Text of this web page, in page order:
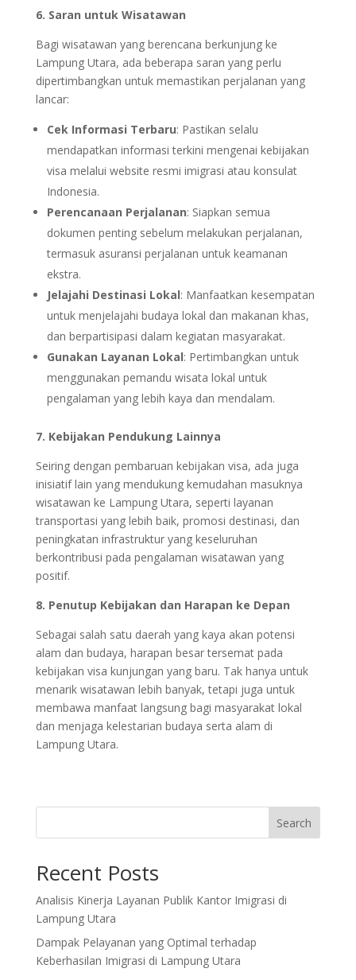
6. Saran untuk Wisatawan
Bagi wisatawan yang berencana berkunjung ke
Lampung Utara, ada beberapa saran yang perlu
dipertimbangkan untuk memastikan perjalanan yang
lancar:
Cek Informasi Terbaru: Pastikan selalu
mendapatkan informasi terkini mengenai kebijakan
visa melalui website resmi imigrasi atau konsulat
Indonesia.
Perencanaan Perjalanan: Siapkan semua
dokumen penting sebelum melakukan perjalanan,
termasuk asuransi perjalanan untuk keamanan
ekstra.
Jelajahi Destinasi Lokal: Manfaatkan kesempatan
untuk menjelajahi budaya lokal dan makanan khas,
dan berpartisipasi dalam kegiatan masyarakat.
Gunakan Layanan Lokal: Pertimbangkan untuk
menggunakan pemandu wisata lokal untuk
pengalaman yang lebih kaya dan mendalam.
7. Kebijakan Pendukung Lainnya
Seiring dengan pembaruan kebijakan visa, ada juga
inisiatif lain yang mendukung kemudahan masuknya
wisatawan ke Lampung Utara, seperti layanan
transportasi yang lebih baik, promosi destinasi, dan
peningkatan infrastruktur yang keseluruhan
berkontribusi pada pengalaman wisatawan yang
positif.
8. Penutup Kebijakan dan Harapan ke Depan
Sebagai salah satu daerah yang kaya akan potensi
alam dan budaya, harapan besar tersemat pada
kebijakan visa kunjungan yang baru. Tak hanya untuk
menarik wisatawan lebih banyak, tetapi juga untuk
membawa manfaat langsung bagi masyarakat lokal
dan menjaga kelestarian budaya serta alam di
Lampung Utara.
Search
Recent Posts
Analisis Kinerja Layanan Publik Kantor Imigrasi di
Lampung Utara
Dampak Pelayanan yang Optimal terhadap
Keberhasilan Imigrasi di Lampung Utara